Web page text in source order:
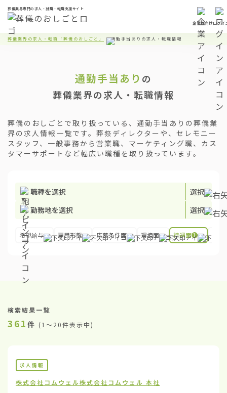
葬儀業界専門の求人・就職・転職支援サイト
企業様向けログイ
葬儀業界の求人・転職「葬儀のおしごと」 通勤手当ありの求人・転職情報
通勤手当あり の
葬儀業界の求人・転職情報
葬儀のおしごとで取り扱っている、通勤手当ありの葬儀業
界の求人情報一覧です。葬祭ディレクターや、セレモニー
スタッフ、一般事務から営業職、マーケティング職、カス
タマーサポートなど幅広い職種を取り扱っています。
職種を選択
選択
勤務地を選択
選択
希望給与 雇用形態 応募条件面 環境面 待遇面 1
検索結果一覧
361 件 (1〜20件表示中)
求人情報
株式会社コムウェル株式会社コムウェル 本社